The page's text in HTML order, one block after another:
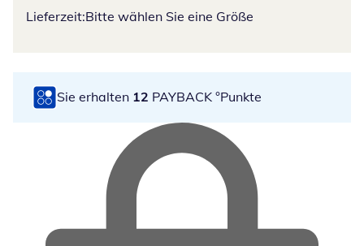
Lieferzeit:Bitte wählen Sie eine Größe
Sie erhalten 12 PAYBACK °Punkte